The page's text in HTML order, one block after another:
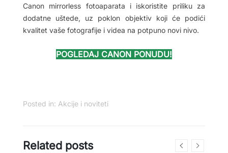
Canon mirrorless fotoaparata i iskoristite priliku za
dodatne uštede, uz poklon objektiv koji će podići
kvalitet vaše fotografije i videa na potpuno novi nivo.
POGLEDAJ CANON PONUDU!
Posted in: Akcije i noviteti
Related posts